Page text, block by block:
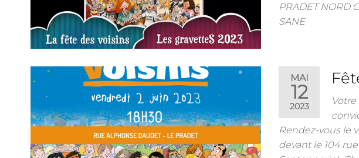
PRADET NORD
SANE
MAI
12
2023
Rendez-vous le
devant le 104